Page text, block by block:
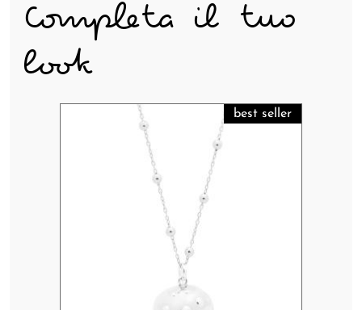
Completa il tuo
look
best seller